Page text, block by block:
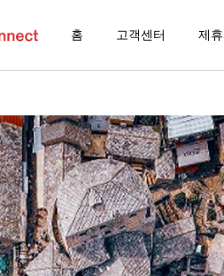
홈 고객센터 제
지역 요금제
eSIM을 사용
eSIM [11개국] FAQ
선택